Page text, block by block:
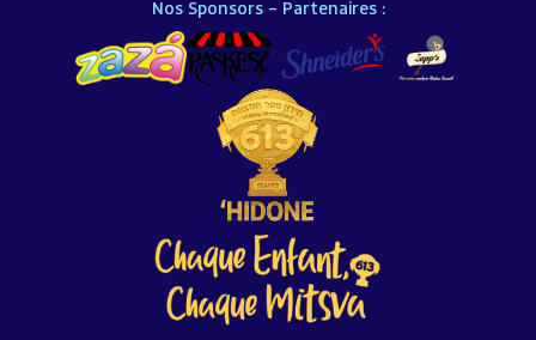
Nos Sponsors – Partenaires :